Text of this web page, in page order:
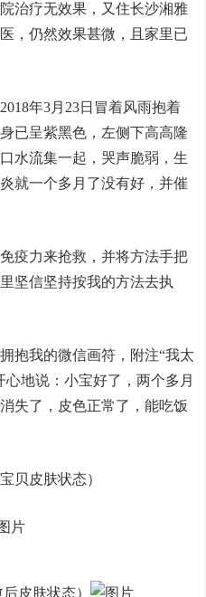
治疗无效果，又住长沙湘雅
，仍然效果甚微，且家里已
年3月23日冒着风雨抱着
已呈紫黑色，左侧下高高隆
水流集一起，哭声脆弱，生
就一个多月了没有好，并催
疫力来抢救，并将方法手把
坚信坚持按我的方法去执
抱我的微信画符，附注“我太
地说：小宝好了，两个多月
失了，皮色正常了，能吃饭
贝皮肤状态）
皮肤状态）